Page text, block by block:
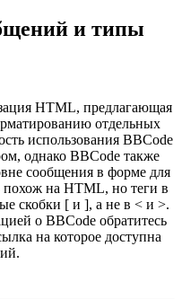
и типы
HTML, предлагающая
отдельных
использования BBCode
однако BBCode также
сообщения в форме для
похож на HTML, но теги в
скобки [ и ], а не в < и >.
о BBCode обратитесь
на которое доступна